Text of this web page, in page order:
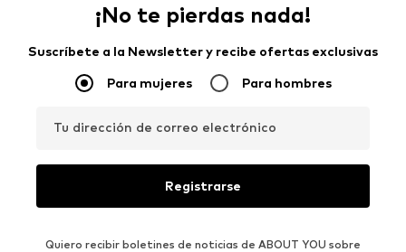
¡No te pierdas nada!
Suscríbete a la Newsletter y recibe ofertas exclusivas
Para mujeres Para hombres
Tu dirección de correo electrónico
Registrarse
Quiero recibir boletines de noticias de ABOUT YOU sobre